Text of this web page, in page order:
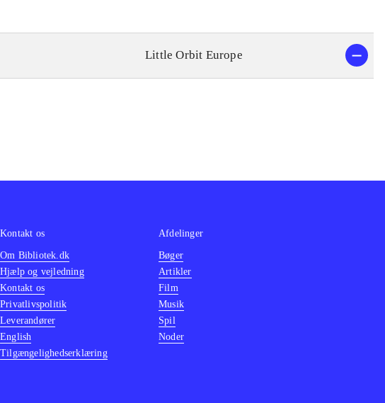
Little Orbit Europe
Kontakt os
Om Bibliotek.dk
Hjælp og vejledning
Kontakt os
Privatlivspolitik
Leverandører
English
Tilgængelighedserklæring
Afdelinger
Bøger
Artikler
Film
Musik
Spil
Noder